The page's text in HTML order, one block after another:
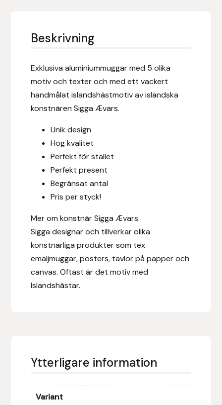
Beskrivning
Exklusiva aluminiummuggar med 5 olika
motiv och texter och med ett vackert
handmålat islandshästmotiv av isländska
konstnären Sigga Ævars.
Unik design
Hög kvalitet
Perfekt för stallet
Perfekt present
Begränsat antal
Pris per styck!
Mer om konstnär Sigga Ævars:
Sigga designar och tillverkar olika
konstnärliga produkter som tex
emaljmuggar, posters, tavlor på papper och
canvas. Oftast är det motiv med
Islandshästar.
Ytterligare information
Variant
EQUES | KINGSLAND
Equipage
Eric LeTixerant
Eyjólfur Ísólfsson
Fákur Rideudstyr
Freyja
Furminator
Hansbo Sport